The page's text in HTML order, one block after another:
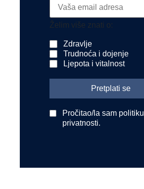
Želim više znati o:
Zdravlje
Trudnoća i dojenje
Ljepota i vitalnost
Pročitao/la sam politiku
privatnosti.